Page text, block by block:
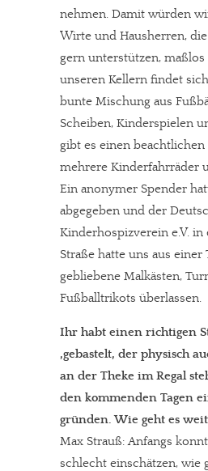
nehmen. Damit würden
Wirte und Hausherren,
gern unterstützen,
unseren Kellern findet
bunte Mischung aus
Scheiben, Kinderspielen
gibt es einen beachtlichen
mehrere Kinderfahrräder
Ein anonymer Spender
abgegeben und der
Kinderhospizverein e.V.
Straße hatte uns aus
gebliebene Malkästen,
Fußballtrikots überlassen.
Ihr habt einen richtigen
,gebastelt, der physisch
an der Theke im Regal
den kommenden Tagen
gründen. Wie geht es
Max Strauß: Anfangs
schlecht einschätzen, wie